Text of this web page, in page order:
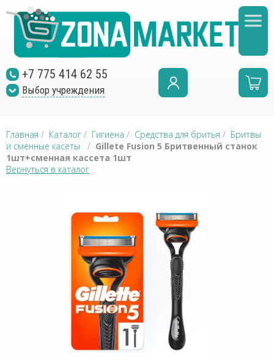
+7 775 414 62 55
Выбор учреждения
Главная / Каталог / Гигиена / Средства для бритья / Бритвы
и сменные касеты / Gillete Fusion 5 Бритвенный станок
1шт+сменная кассета 1шт
Вернуться в каталог